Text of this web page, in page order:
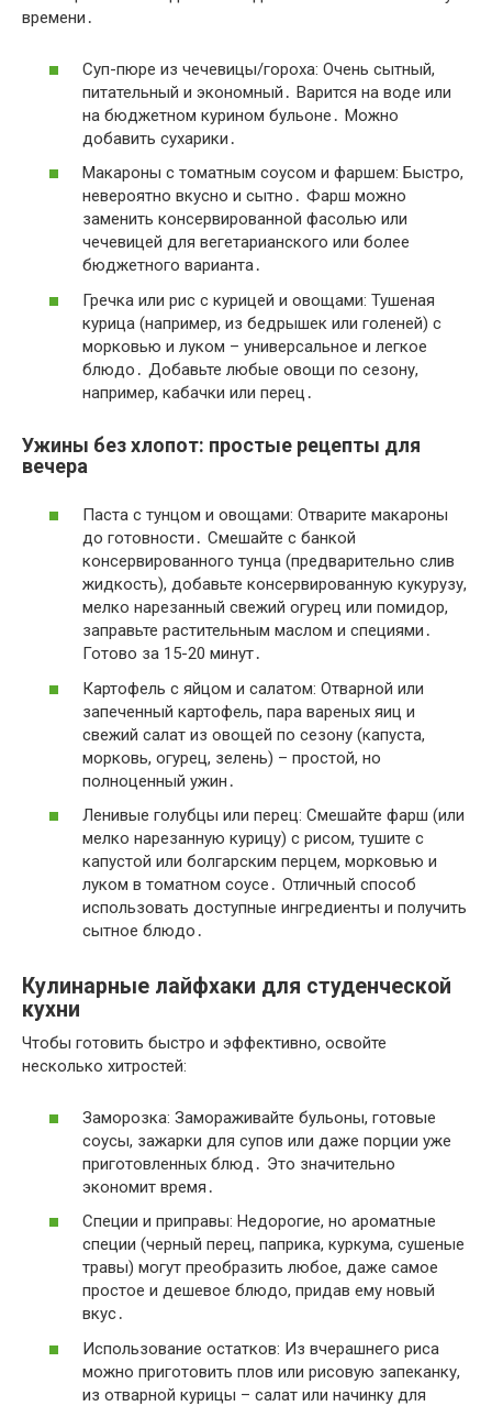
времени․
Суп-пюре из чечевицы/гороха: Очень сытный,
питательный и экономный․ Варится на воде или
на бюджетном курином бульоне․ Можно
добавить сухарики․
Макароны с томатным соусом и фаршем: Быстро,
невероятно вкусно и сытно․ Фарш можно
заменить консервированной фасолью или
чечевицей для вегетарианского или более
бюджетного варианта․
Гречка или рис с курицей и овощами: Тушеная
курица (например, из бедрышек или голеней) с
морковью и луком – универсальное и легкое
блюдо․ Добавьте любые овощи по сезону,
например, кабачки или перец․
Ужины без хлопот: простые рецепты для
вечера
Паста с тунцом и овощами: Отварите макароны
до готовности․ Смешайте с банкой
консервированного тунца (предварительно слив
жидкость), добавьте консервированную кукурузу,
мелко нарезанный свежий огурец или помидор,
заправьте растительным маслом и специями․
Готово за 15-20 минут․
Картофель с яйцом и салатом: Отварной или
запеченный картофель, пара вареных яиц и
свежий салат из овощей по сезону (капуста,
морковь, огурец, зелень) – простой, но
полноценный ужин․
Ленивые голубцы или перец: Смешайте фарш (или
мелко нарезанную курицу) с рисом, тушите с
капустой или болгарским перцем, морковью и
луком в томатном соусе․ Отличный способ
использовать доступные ингредиенты и получить
сытное блюдо․
Кулинарные лайфхаки для студенческой
кухни
Чтобы готовить быстро и эффективно, освойте
несколько хитростей:
Заморозка: Замораживайте бульоны, готовые
соусы, зажарки для супов или даже порции уже
приготовленных блюд․ Это значительно
экономит время․
Специи и приправы: Недорогие, но ароматные
специи (черный перец, паприка, куркума, сушеные
травы) могут преобразить любое, даже самое
простое и дешевое блюдо, придав ему новый
вкус․
Использование остатков: Из вчерашнего риса
можно приготовить плов или рисовую запеканку,
из отварной курицы – салат или начинку для